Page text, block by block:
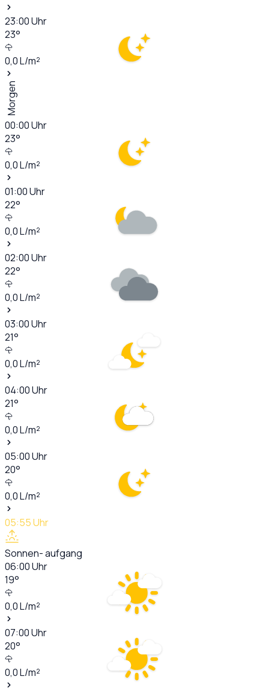
23:00Uhr
23°
0,0L/m²
Morgen
00:00Uhr
23°
0,0L/m²
01:00Uhr
22°
0,0L/m²
02:00Uhr
22°
0,0L/m²
03:00Uhr
21°
0,0L/m²
04:00Uhr
21°
0,0L/m²
05:00Uhr
20°
0,0L/m²
05:55Uhr
Sonnen- aufgang
06:00Uhr
19°
0,0L/m²
07:00Uhr
20°
0,0L/m²